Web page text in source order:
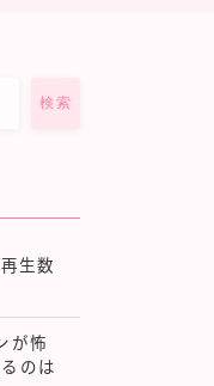
検索
生数
が怖
のは